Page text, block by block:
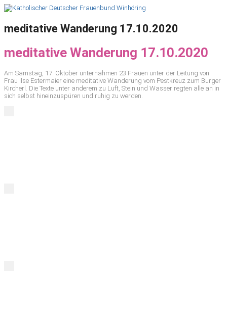
meditative Wanderung 17.10.2020
meditative Wanderung 17.10.2020
Am Samstag, 17. Oktober unternahmen 23 Frauen unter der Leitung von
Frau Ilse Estermaier eine meditative Wanderung vom Pestkreuz zum Burger
Kircherl. Die Texte unter anderem zu Luft, Stein und Wasser regten alle an in
sich selbst hineinzuspüren und ruhig zu werden.